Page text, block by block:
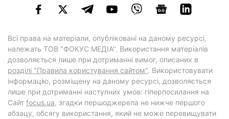
Всі права на матеріали, опубліковані на даному ресурсі,
належать ТОВ "ФОКУС МЕДІА". Використання матеріалів
дозволяється лише при дотриманні вимог, описаних в
розділі "Правила користування сайтом". Використовувати
інформацію, розміщену на даному ресурсі, дозволяється
лише при дотриманні наступних умов: гіперпосилання на
Cайт focus.ua, згадки першоджерела не нижче першого
абзацу, обсягу використання, який не може перевищувати